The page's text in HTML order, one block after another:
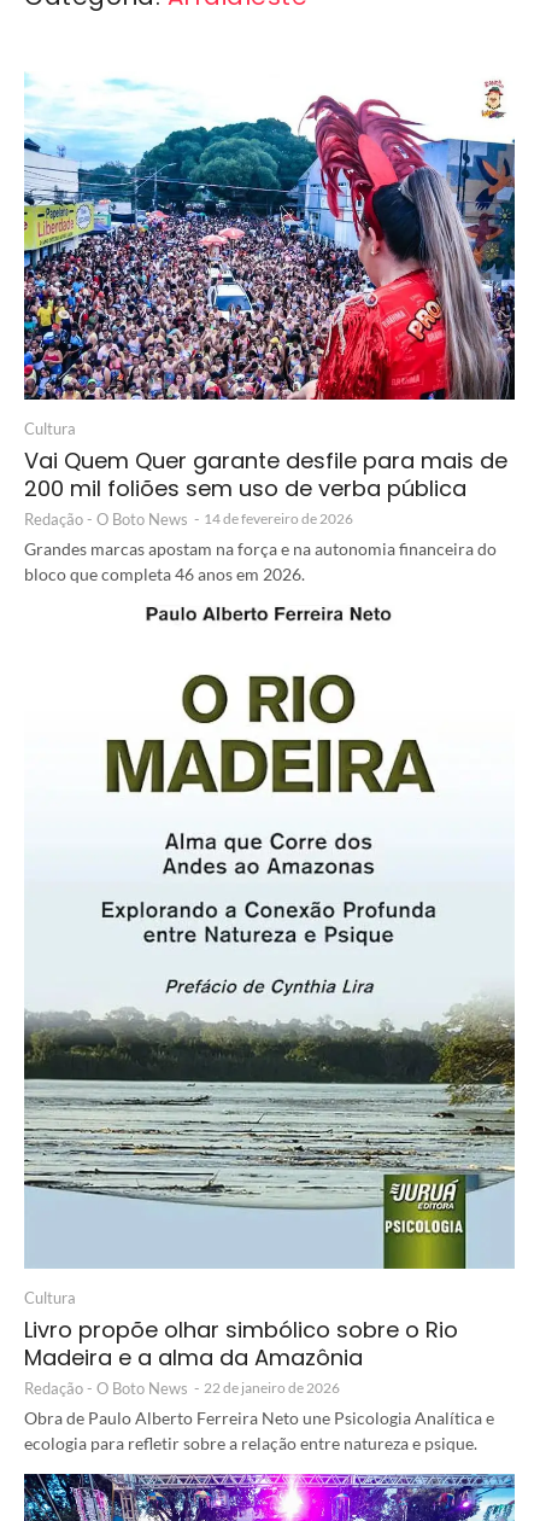
Cultura
Vai Quem Quer garante desfile para mais de
200 mil foliões sem uso de verba pública
Redação - O Boto News - 14 de fevereiro de 2026
Grandes marcas apostam na força e na autonomia financeira do
bloco que completa 46 anos em 2026.
Cultura
Livro propõe olhar simbólico sobre o Rio
Madeira e a alma da Amazônia
Redação - O Boto News - 22 de janeiro de 2026
Obra de Paulo Alberto Ferreira Neto une Psicologia Analítica e
ecologia para refletir sobre a relação entre natureza e psique.